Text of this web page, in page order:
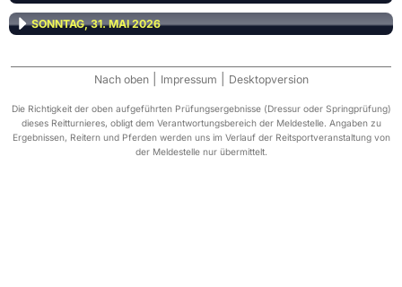
SONNTAG, 31. MAI 2026
Nach oben Impressum Desktopversion
Die Richtigkeit der oben aufgeführten Prüfungsergebnisse (Dressur oder Springprüfung)
dieses Reitturnieres, obligt dem Verantwortungsbereich der Meldestelle. Angaben zu
Ergebnissen, Reitern und Pferden werden uns im Verlauf der Reitsportveranstaltung von
der Meldestelle nur übermittelt.